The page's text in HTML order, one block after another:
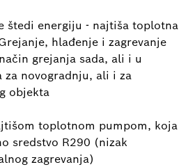
štedi energiju - najtiša toplotna
hlađenje i zagrevanje
grejanja sada, ali i u
za novogradnju, ali i za
objekta
toplotnom pumpom, koja
sredstvo R290 (nizak
zagrevanja)